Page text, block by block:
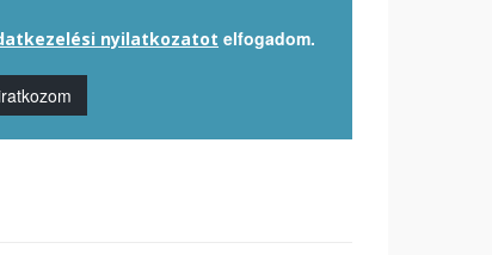
nyilatkozatot elfogadom.